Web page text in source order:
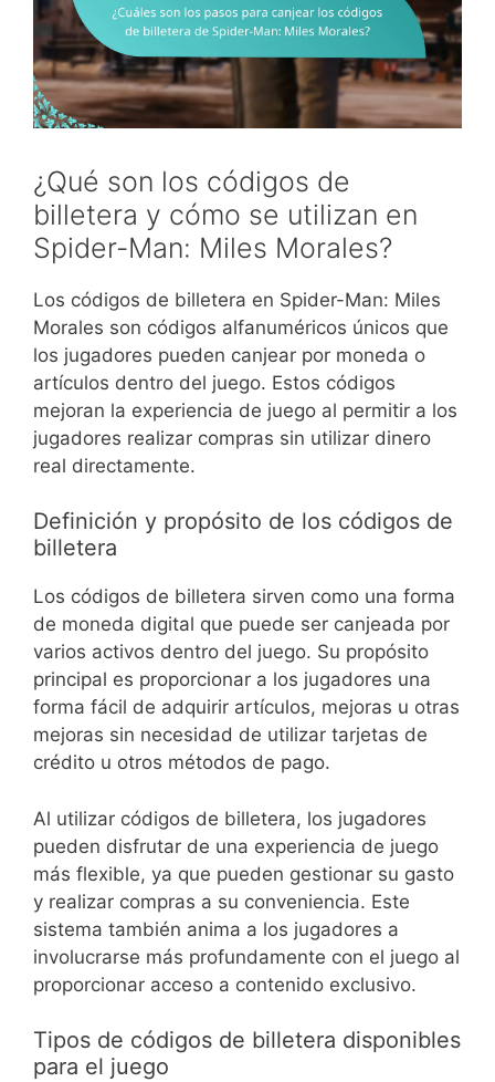
¿Qué son los códigos de
billetera y cómo se utilizan en
Spider-Man: Miles Morales?
Los códigos de billetera en Spider-Man: Miles
Morales son códigos alfanuméricos únicos que
los jugadores pueden canjear por moneda o
artículos dentro del juego. Estos códigos
mejoran la experiencia de juego al permitir a los
jugadores realizar compras sin utilizar dinero
real directamente.
Definición y propósito de los códigos de
billetera
Los códigos de billetera sirven como una forma
de moneda digital que puede ser canjeada por
varios activos dentro del juego. Su propósito
principal es proporcionar a los jugadores una
forma fácil de adquirir artículos, mejoras u otras
mejoras sin necesidad de utilizar tarjetas de
crédito u otros métodos de pago.
Al utilizar códigos de billetera, los jugadores
pueden disfrutar de una experiencia de juego
más flexible, ya que pueden gestionar su gasto
y realizar compras a su conveniencia. Este
sistema también anima a los jugadores a
involucrarse más profundamente con el juego al
proporcionar acceso a contenido exclusivo.
Tipos de códigos de billetera disponibles
para el juego